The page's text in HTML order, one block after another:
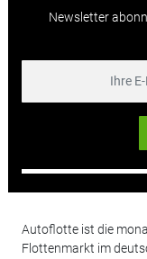
Newsletter
Autoflotte ist die
Flottenmarkt im